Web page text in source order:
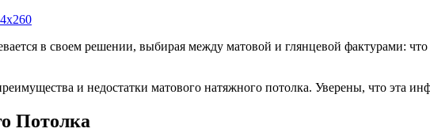
в своем решении, выбирая между матовой и глянцевой фактурами: что
и недостатки матового натяжного потолка. Уверены, что эта
Потолка